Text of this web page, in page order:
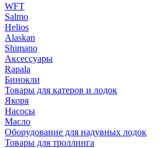
WFT
Salmo
Helios
Alaskan
Shimano
Аксессуары
Rapala
Бинокли
Товары для катеров и лодок
Якоря
Насосы
Масло
Оборудование для надувных лодок
Товары для троллинга